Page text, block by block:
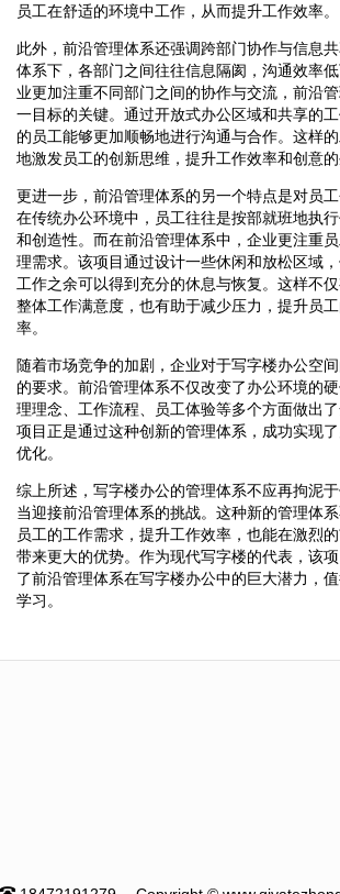
员工在舒适的环境中工作，从而提升工作效率。
此外，前沿管理体系还强调跨部门协作与信息
体系下，各部门之间往往信息隔阂，沟通效率
业更加注重不同部门之间的协作与交流，前沿
一目标的关键。通过开放式办公区域和共享的
的员工能够更加顺畅地进行沟通与合作。这样
地激发员工的创新思维，提升工作效率和创意的
更进一步，前沿管理体系的另一个特点是对员工
在传统办公环境中，员工往往是按部就班地执
和创造性。而在前沿管理体系中，企业更注重
理需求。该项目通过设计一些休闲和放松区域
工作之余可以得到充分的休息与恢复。这样不
整体工作满意度，也有助于减少压力，提升员
率。
随着市场竞争的加剧，企业对于写字楼办公空
的要求。前沿管理体系不仅改变了办公环境的
理理念、工作流程、员工体验等多个方面做出
项目正是通过这种创新的管理体系，成功实现
优化。
综上所述，写字楼办公的管理体系不应再拘泥
当迎接前沿管理体系的挑战。这种新的管理体
员工的工作需求，提升工作效率，也能在激烈
带来更大的优势。作为现代写字楼的代表，该
了前沿管理体系在写字楼办公中的巨大潜力，
学习。